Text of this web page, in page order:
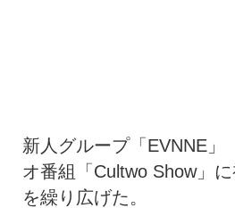
新人グループ「EVNNE」
オ番組「Cultwo Show」
を繰り広げた。